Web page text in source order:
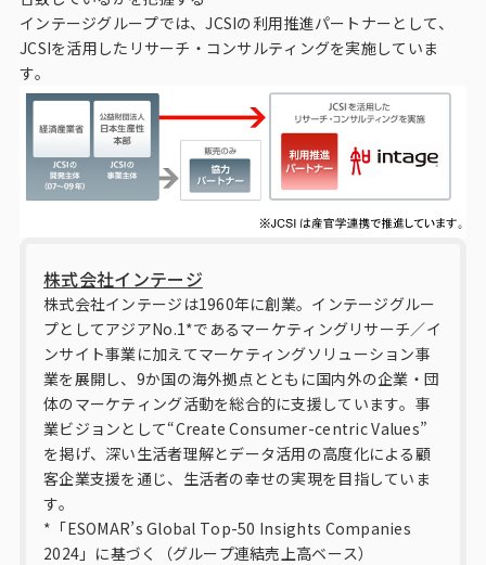
インテージグループでは、JCSIの利用推進パートナーとして、
JCSIを活用したリサーチ・コンサルティングを実施していま
す。
株式会社インテージ
株式会社インテージは1960年に創業。インテージグルー
プとしてアジアNo.1*であるマーケティングリサーチ／イ
ンサイト事業に加えてマーケティングソリューション事
業を展開し、9か国の海外拠点とともに国内外の企業・団
体のマーケティング活動を総合的に支援しています。事
業ビジョンとして“Create Consumer-centric Values”
を掲げ、深い生活者理解とデータ活用の高度化による顧
客企業支援を通じ、生活者の幸せの実現を目指していま
す。
*「ESOMAR’s Global Top-50 Insights Companies
2024」に基づく（グループ連結売上高ベース）